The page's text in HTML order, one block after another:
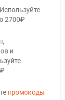
2700₽
и
промокоды